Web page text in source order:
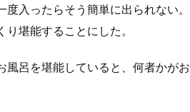
入ったらそう簡単に出られない。
堪能することにした。
呂を堪能していると、何者かが